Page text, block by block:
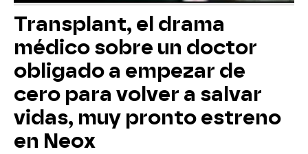
Transplant, el drama
médico sobre un doctor
obligado a empezar de
cero para volver a salvar
vidas, muy pronto estreno
en Neox